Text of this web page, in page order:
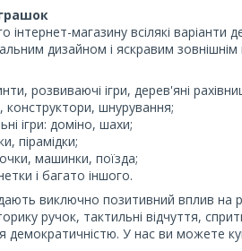
магазину всілякі варіанти
дизайном і яскравим
розвиваючі ігри, дерев'яні
конструктори, шнурування;
ігри: доміно, шахи;
пірамідки;
машинки, поїзда;
і багато іншого.
виключно позитивний вплив
ручок, тактильні відчуття,
демократичністю. У нас ви можете